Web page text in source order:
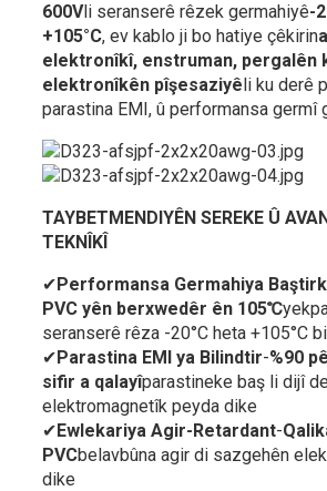
600Vli seranserê rêzek germahiyê-
+105°C, ev kablo ji bo hatiye çêkirin
elektronîkî, enstruman, pergalên
elektronîkên pîşesaziyêli ku derê
parastina EMI, û performansa germî
TAYBETMENDIYÊN SEREKE Û
TEKNÎKÎ
✔Performansa Germahiya
PVC yên berxwedêr ên 105℃
seranserê rêza -20°C heta +105°C
✔Parastina EMI ya Bilindtir-%90
sifir a qalayîparastineke baş li dijî
elektromagnetîk peyda dike
✔Ewlekariya Agir-Retardant-
PVCbelavbûna agir di sazgehên
dike